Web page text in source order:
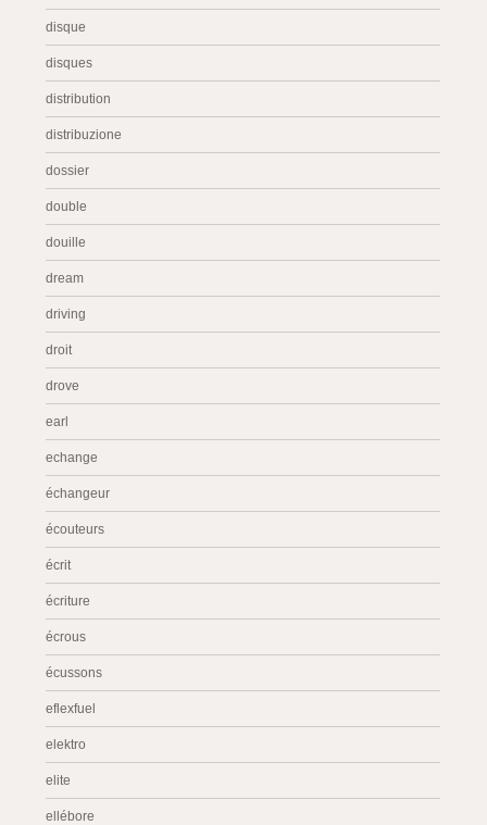
disque
disques
distribution
distribuzione
dossier
double
douille
dream
driving
droit
drove
earl
echange
échangeur
écouteurs
écrit
écriture
écrous
écussons
eflexfuel
elektro
elite
ellébore